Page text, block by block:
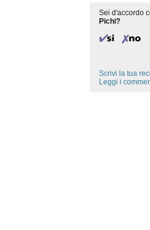
Sei d'accordo
Pichi?
Scrivi la tua
Leggi i